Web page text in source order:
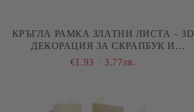
КРЪГЛА РАМКА ЗЛАТНИ ЛИСТА – 3D
ДЕКОРАЦИЯ ЗА СКРАПБУК И
КАРТИЧКИ - 1 БР.
€1.93 3.77лв.